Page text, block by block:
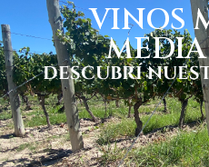
VINOS
DESCUBRÍ